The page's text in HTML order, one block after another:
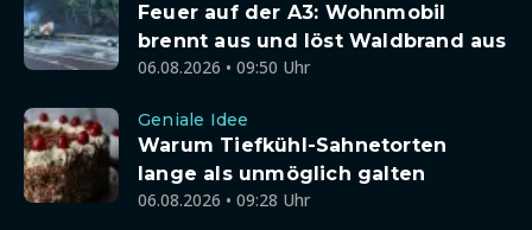
Feuer auf der A3: Wohnmobil
brennt aus und löst Waldbrand aus
06.08.2026 • 09:50 Uhr
Geniale Idee
Warum Tiefkühl-Sahnetorten
lange als unmöglich galten
06.08.2026 • 09:28 Uhr